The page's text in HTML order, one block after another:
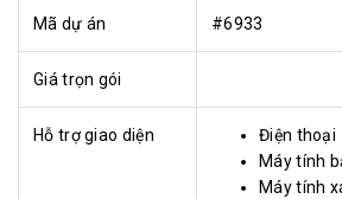
Mã dự án #6933
Giá trọn gói
Hỗ trợ giao diện
Điện thoại
Máy tính
Máy tính